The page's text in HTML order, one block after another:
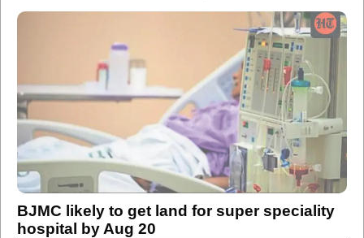
BJMC likely to get land for super speciality
hospital by Aug 20